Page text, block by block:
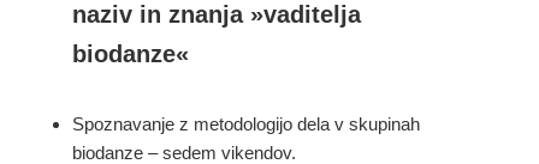
naziv in znanja »vaditelja
biodanze«
Spoznavanje z metodologijo dela v skupinah
biodanze – sedem vikendov.